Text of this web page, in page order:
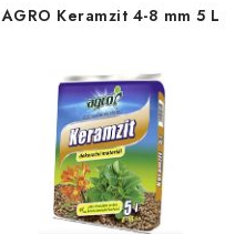
AGRO Keramzit 4-8 mm 5 L